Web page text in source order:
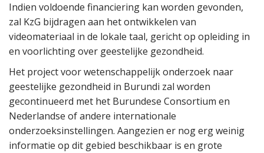
Indien voldoende financiering kan worden gevonden,
zal KzG bijdragen aan het ontwikkelen van
videomateriaal in de lokale taal, gericht op opleiding in
en voorlichting over geestelijke gezondheid.
Het project voor wetenschappelijk onderzoek naar
geestelijke gezondheid in Burundi zal worden
gecontinueerd met het Burundese Consortium en
Nederlandse of andere internationale
onderzoeksinstellingen. Aangezien er nog erg weinig
informatie op dit gebied beschikbaar is en grote